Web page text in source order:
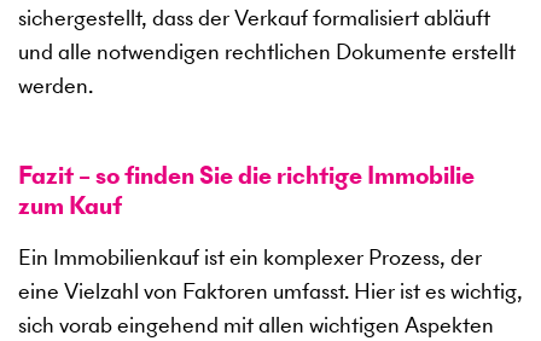
sichergestellt, dass der Verkauf formalisiert abläuft
und alle notwendigen rechtlichen Dokumente erstellt
werden.
Fazit – so finden Sie die richtige Immobilie
zum Kauf
Ein Immobilienkauf ist ein komplexer Prozess, der
eine Vielzahl von Faktoren umfasst. Hier ist es wichtig,
sich vorab eingehend mit allen wichtigen Aspekten